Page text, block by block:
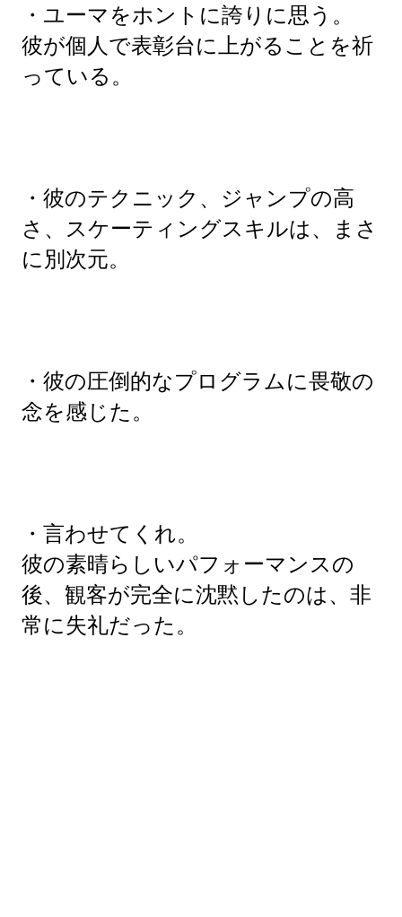
・ユーマをホントに誇りに思う。
彼が個人で表彰台に上がることを祈
っている。
・彼のテクニック、ジャンプの高
さ、スケーティングスキルは、まさ
に別次元。
・彼の圧倒的なプログラムに畏敬の
念を感じた。
・言わせてくれ。
彼の素晴らしいパフォーマンスの
後、観客が完全に沈黙したのは、非
常に失礼だった。